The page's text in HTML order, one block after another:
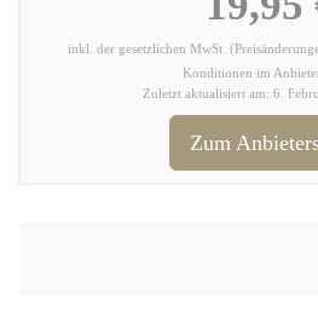
inkl. der gesetzlichen MwSt.
Konditionen im
Zuletzt aktualisiert am: 6.
Zum